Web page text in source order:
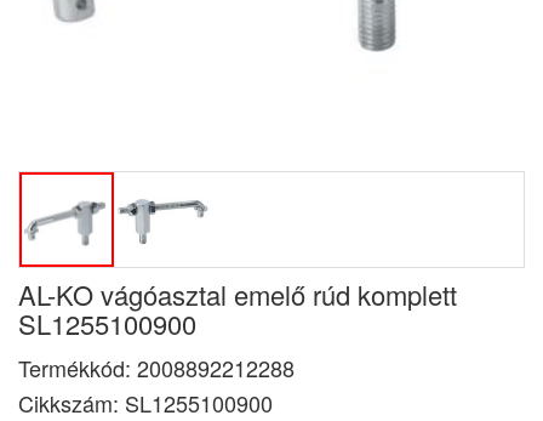
AL-KO vágóasztal emelő rúd komplett
SL1255100900
Termékkód: 2008892212288
Cikkszám: SL1255100900